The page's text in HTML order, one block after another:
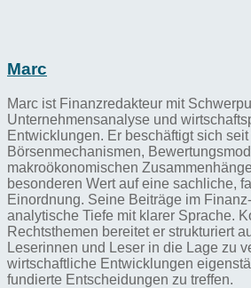
Marc
Marc ist Finanzredakteur mit
Unternehmensanalyse und
Entwicklungen. Er beschäftigt sich
Börsenmechanismen,
makroökonomischen
besonderen Wert auf eine sachliche,
Einordnung. Seine Beiträge im
analytische Tiefe mit klarer Sprache.
Rechtsthemen bereitet er strukturiert
Leserinnen und Leser in die Lage zu
wirtschaftliche Entwicklungen
fundierte Entscheidungen zu treffen.